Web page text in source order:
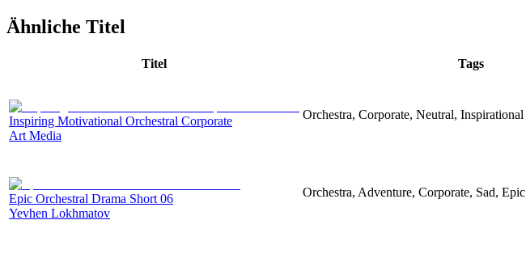
Ähnliche Titel
Titel Tags
Inspiring Motivational Orchestral Corporate
Art Media
Orchestra, Corporate, Neutral, Inspirational
Epic Orchestral Drama Short 06
Yevhen Lokhmatov
Orchestra, Adventure, Corporate, Sad, Epic